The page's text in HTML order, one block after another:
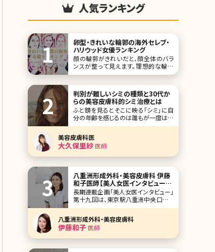
人気ランキング
卵型・きれいな輪郭の海外セレブ・
ハリウッド女優ランキング
顔の輪郭がきれいだと、顔全体のバラ
ンスが整って見えます。理想的な輪郭
は卵型であるといわれており、国内の
を持った方が大勢存在しています。で
は、海外の女優さんではどうなのでしょ
うか?それでは、きれいな輪郭トップ10、
海外セレブ女優版をご紹介することに
しましょう。
判別が難しいシミの種類と30代か
らの美容皮膚科的シミ治療とは
ふと鏡を見るとそこに映る「シミ」に自
分の年齢を感じるのは誰もが一度は経
験することかと思います。シワやたるみ
より自分自身で1番気になるところは
シミだと言われています。シミがあるだ
けで隠すためにメイクの時間もかか
り、憂鬱な気持ちになった方も多いの
齢を感じるシミについ
美容皮膚科医
大久保里紗医師
八重洲形成外科・美容皮膚科 伊藤
和子医師【美人女医インタビュー第
十九回】
長期連載企画「美人女医インタビュー」
第十九回は、東京駅八重洲中央口から
徒歩2分、八重洲形成外科・美容皮膚科
の伊藤和子先生です。もともと形成外
科で乳房の再建などに携わり、その後
美容領域へ。インタビューは苦手とお
っしゃってましたが、常に笑みを絶やさ
八重洲形成外科・美容皮膚科
伊藤和子医師